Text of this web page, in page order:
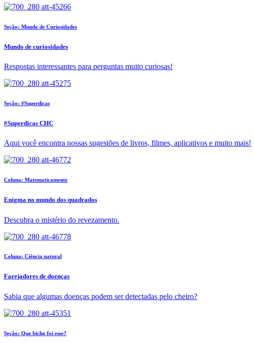
Seção: Mundo de Curiosidades
Mundo de curiosidades
Respostas interessantes para perguntas muito curiosas!
Seção: #Superdicas
#Superdicas CHC
Aqui você encontra nossas sugestões de livros, filmes, aplicativos e muito mais!
Coluna: Matematicamente
Enigma no mundo dos quadrados
Descubra o mistério do revezamento.
Coluna: Ciência natural
Farejadores de doenças
Sabia que algumas doenças podem ser detectadas pelo cheiro?
Seção: Que bicho foi esse?